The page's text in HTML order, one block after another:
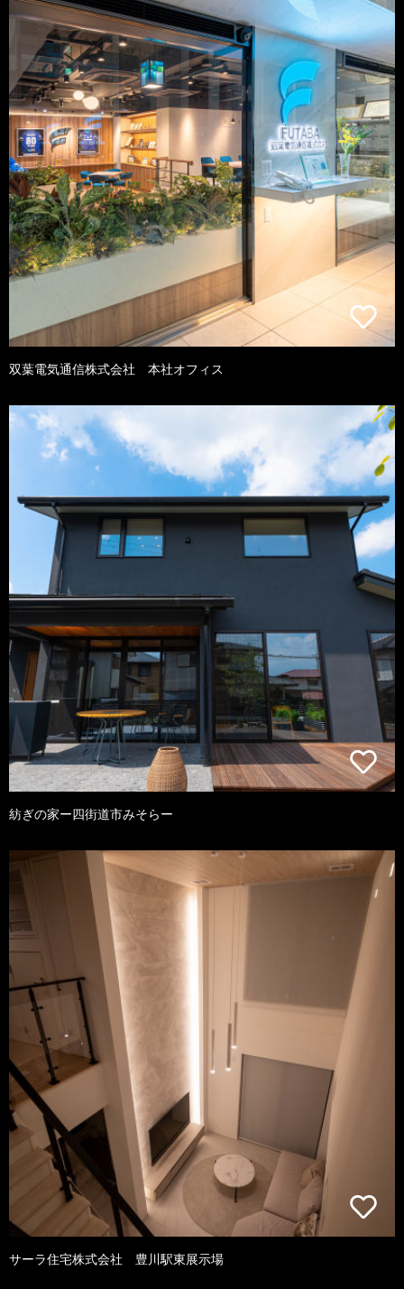
双葉電気通信株式会社 本社オフィス
紡ぎの家ー四街道市みそらー
サーラ住宅株式会社 豊川駅東展示場